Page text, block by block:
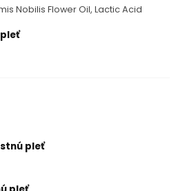
Nobilis Flower Oil, Lactic Acid
pleť